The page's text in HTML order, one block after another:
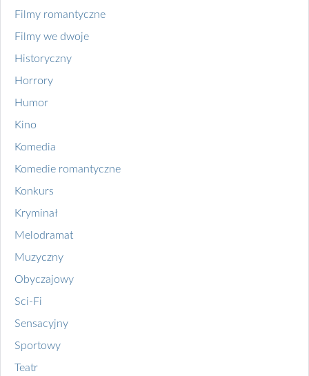
Filmy romantyczne
Filmy we dwoje
Historyczny
Horrory
Humor
Kino
Komedia
Komedie romantyczne
Konkurs
Kryminał
Melodramat
Muzyczny
Obyczajowy
Sci-Fi
Sensacyjny
Sportowy
Teatr